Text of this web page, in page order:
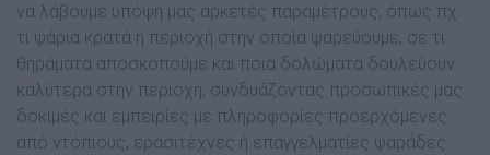
να λάβουµε υπόψη µας αρκετές παραµέτρους, όπως πχ.
τι ψάρια κρατά η περιοχή στην οποία ψαρεύουµε, σε τι
θηράµατα αποσκοπούµε και ποια δολώµατα δουλεύουν
καλύτερα στην περιοχή, συνδυάζοντας προσωπικές µας
δοκιµές και εµπειρίες µε πληροφορίες προερχόµενες
από ντόπιους, ερασιτέχνες ή επαγγελµατίες ψαράδες.